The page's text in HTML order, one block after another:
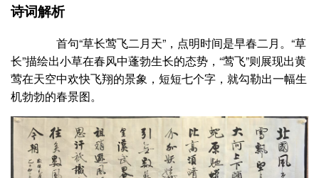
诗词解析
首句“草长莺飞二月天”，点明时间是早春二月。“草
长”描绘出小草在春风中蓬勃生长的态势，“莺飞”则展现出黄
莺在天空中欢快飞翔的景象，短短七个字，就勾勒出一幅生
机勃勃的春景图。